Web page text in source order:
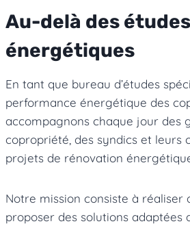
Au-delà des études
énergétiques
En tant que bureau d’études
performance énergétique des
accompagnons chaque jour des
copropriété, des syndics et leurs
projets de rénovation
Notre mission consiste à réaliser
proposer des solutions adaptées